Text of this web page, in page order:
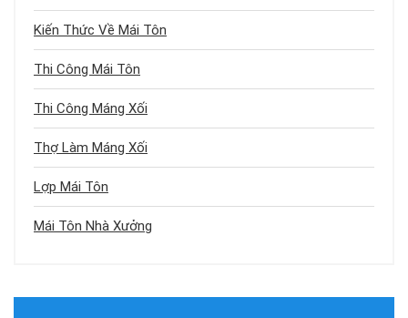
Kiến Thức Về Mái Tôn
Thi Công Mái Tôn
Thi Công Máng Xối
Thợ Làm Máng Xối
Lợp Mái Tôn
Mái Tôn Nhà Xưởng